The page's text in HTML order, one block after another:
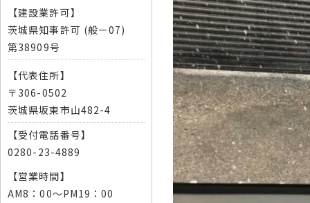
【建設業許可】
茨城県知事許可 (般ー07)
第38909号
【代表住所】
〒306-0502
茨城県坂東市山482-4
【受付電話番号】
0280-23-4889
【営業時間】
AM8：00～PM19：00